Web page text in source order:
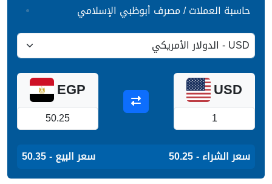
حاسبة العملات / مصرف أبوظبي الإسلامي
USD
EGP
سعر الشراء - 50.25 سعر البيع - 50.35